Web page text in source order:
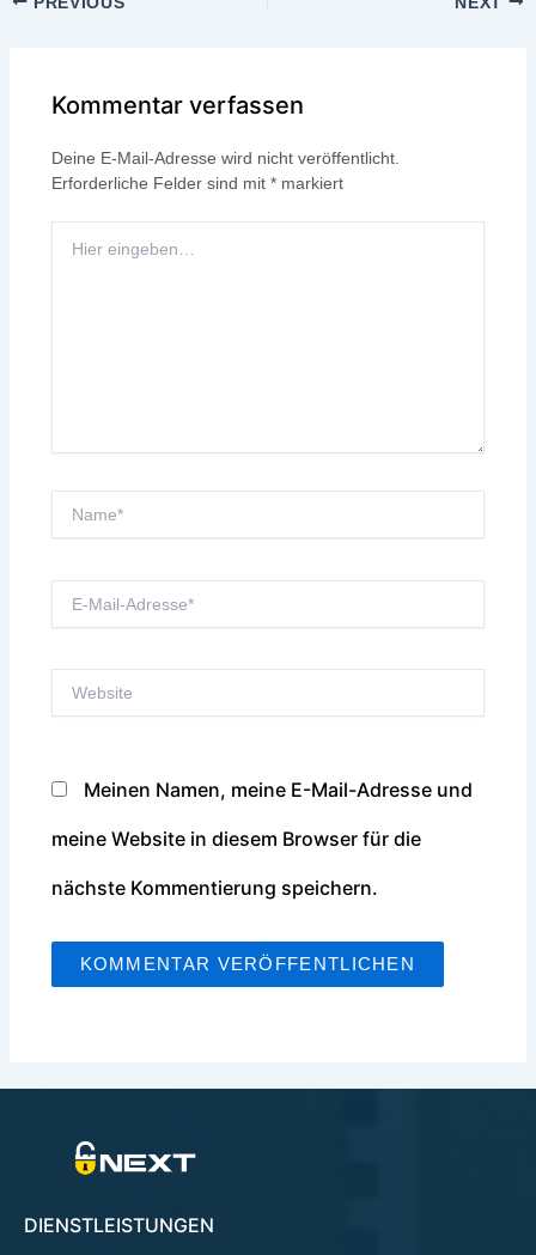
Kommentar verfassen
Deine E-Mail-Adresse wird nicht veröffentlicht.
Erforderliche Felder sind mit *markiert
Hier
Name*
Adresse*
Website
Meinen Namen, meine E-Mail-Adresse und
meine Website in diesem Browser für die
nächste Kommentierung speichern.
DIENSTLEISTUNGEN